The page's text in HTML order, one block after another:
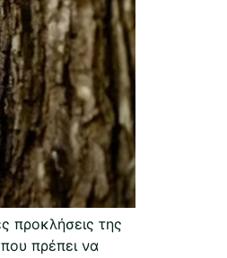
προκλήσεις της
πρέπει να